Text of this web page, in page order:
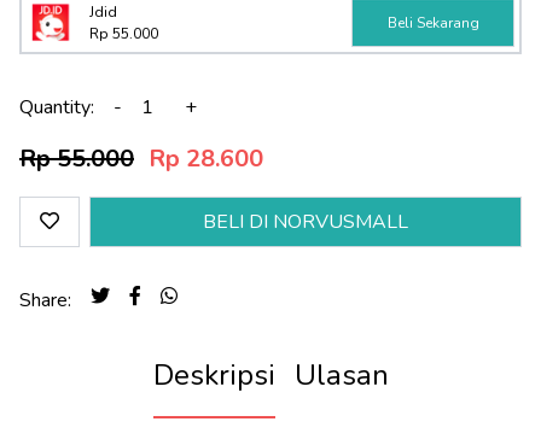
Jdid
Rp 55.000
Beli Sekarang
Quantity: - +
Rp 55.000 Rp 28.600
BELI DI NORVUSMALL
Share:
Deskripsi Ulasan